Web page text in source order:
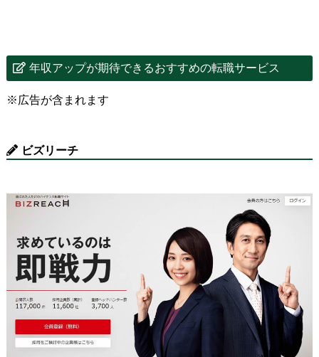
年収アップが期待できるおすすめの転職サービス
※広告が含まれます
ビズリーチ